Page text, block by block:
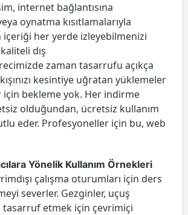
internet bağlantısına
oynatma kısıtlamalarıyla
içeriği her yerde izleyebilmenizi
dış
zaman tasarrufu açıkça
kesintiye uğratan yüklemeler
için bekleme yok. Her indirme
olduğundan, ücretsiz kullanım
eder. Profesyoneller için bu, web
Yönelik Kullanım Örnekleri
çalışma oturumları için ders
severler. Gezginler, uçuş
tasarruf etmek için çevrimiçi